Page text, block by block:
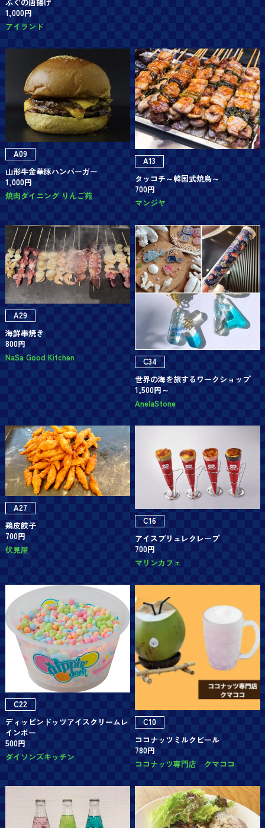
1,000円
アイランド
A09
山形牛金華豚ハンバーガー
1,000円
焼肉ダイニング りんご苑
A13
タッコチ～韓国式焼鳥～
700円
マンジヤ
A29
海鮮串焼き
800円
NaSa Good Kitchen
C34
世界の海を旅するワークショップ
1,500円～
AnelaStone
A27
鶏皮餃子
700円
伏見屋
C16
アイスブリュレクレープ
700円
マリンカフェ
C22
ディッピンドッツアイスクリームレ
インボー
500円
ダイソンズキッチン
C10
ココナッツミルクビール
780円
ココナッツ専門店 クマココ